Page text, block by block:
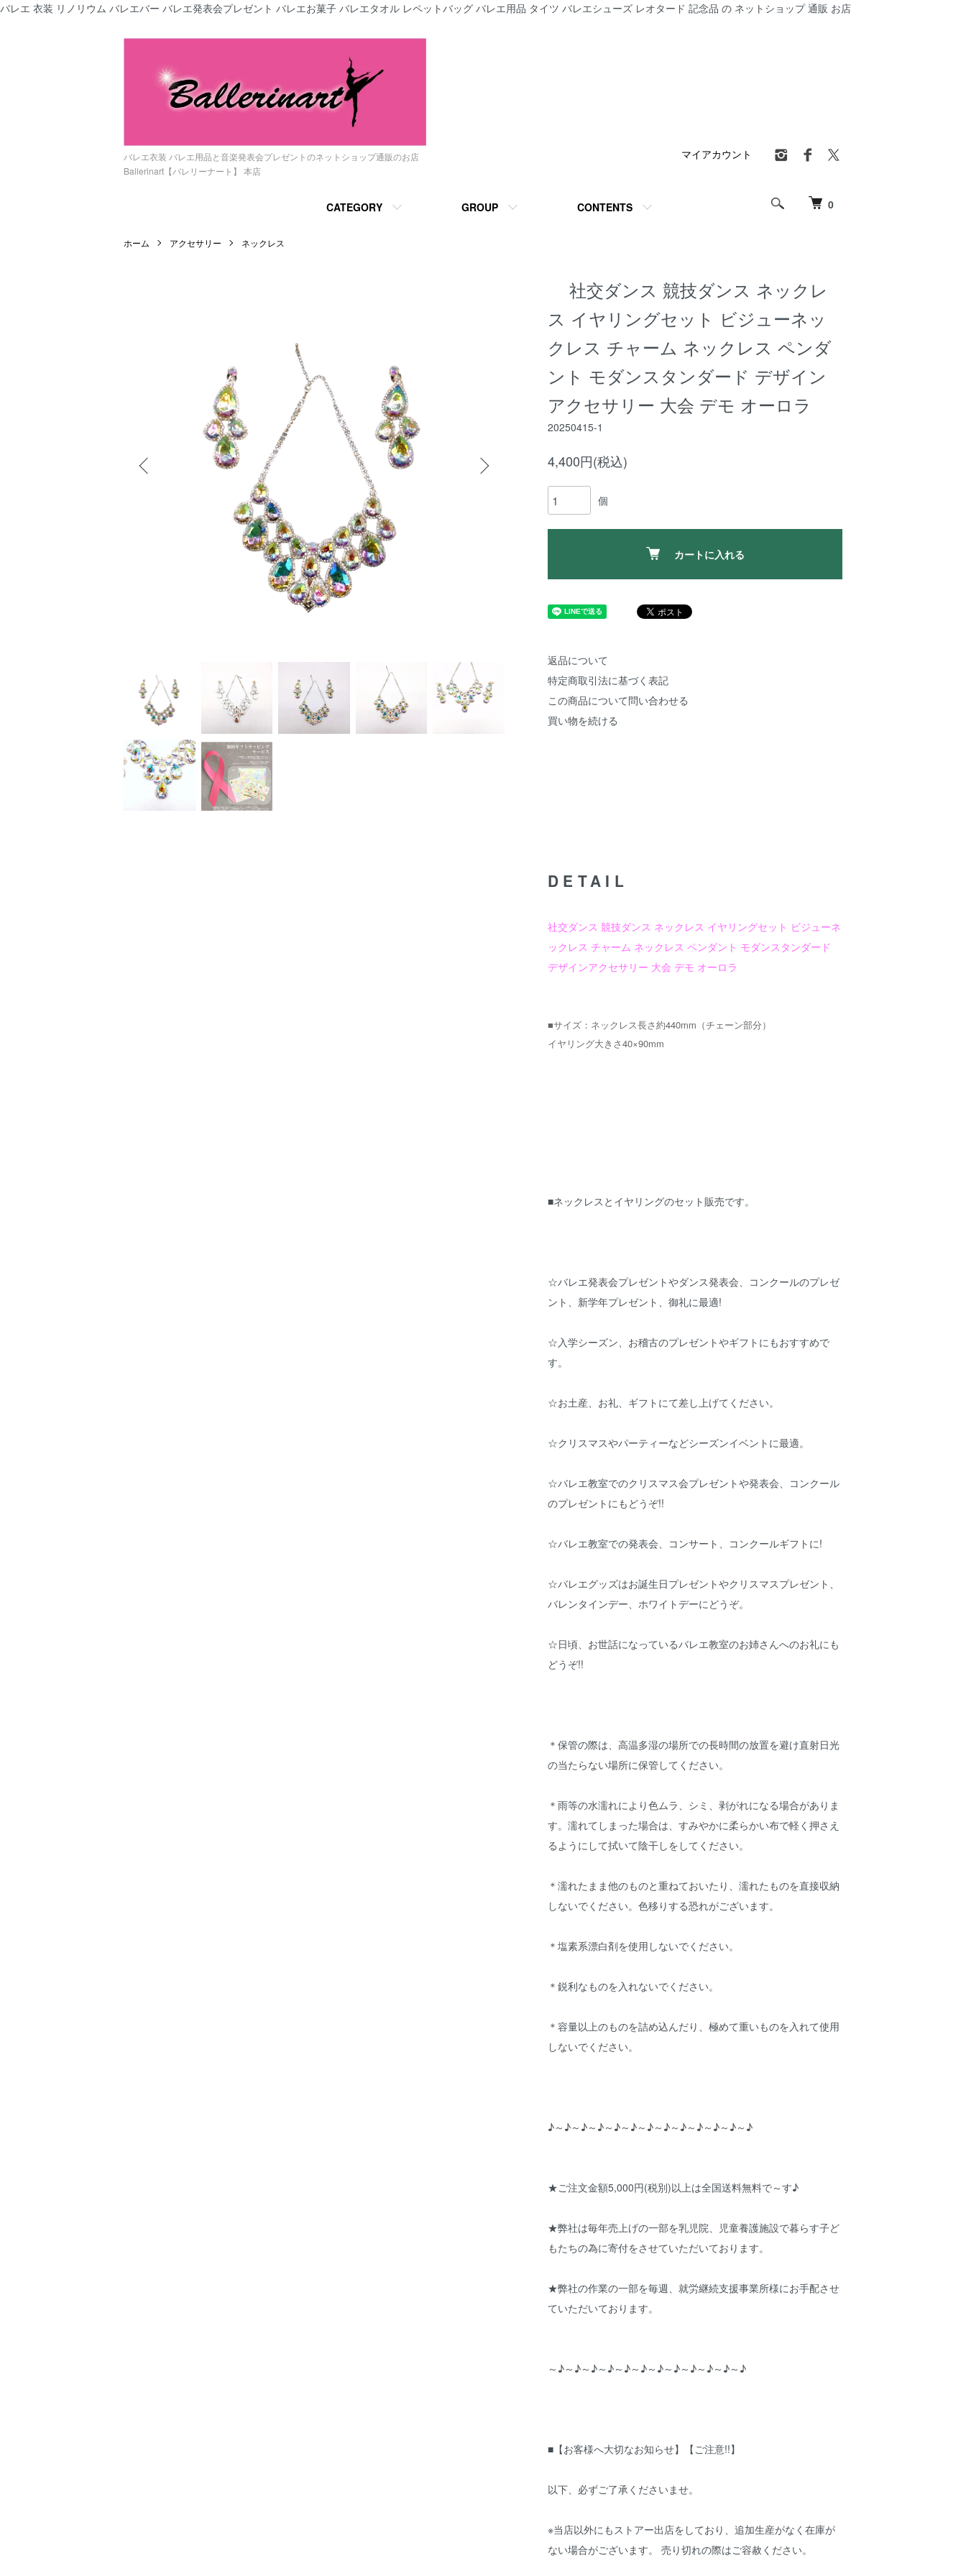
バレエ 衣装 リノリウム バレエバー バレエ発表会プレゼント バレエお菓子 バレエタオル レペットバッグ バレエ用品 タイツ バレエシューズ レオタード 記念品 の ネットショップ 通販 お店
バレエ衣装 バレエ用品と音楽発表会プレゼントのネットショップ通販のお店
Ballerinart【バレリーナート】 本店
0
CATEGORY GROUP CONTENTS
マイアカウント
ホーム アクセサリー ネックレス
社交ダンス 競技ダンス ネックレ
ス イヤリングセット ビジューネッ
クレス チャーム ネックレス ペンダ
ント モダンスタンダード デザイン
アクセサリー 大会 デモ オーロラ
20250415-1
4,400円(税込)
個
カートに入れる
返品について
特定商取引法に基づく表記
この商品について問い合わせる
買い物を続ける
DETAIL
社交ダンス 競技ダンス ネックレス イヤリングセット ビジューネ
ックレス チャーム ネックレス ペンダント モダンスタンダード
デザインアクセサリー 大会 デモ オーロラ
■サイズ：ネックレス長さ約440mm（チェーン部分）
イヤリング大きさ40×90mm
■ネックレスとイヤリングのセット販売です。
☆バレエ発表会プレゼントやダンス発表会、コンクールのプレゼ
ント、新学年プレゼント、御礼に最適!
☆入学シーズン、お稽古のプレゼントやギフトにもおすすめで
す。
☆お土産、お礼、ギフトにて差し上げてください。
☆クリスマスやパーティーなどシーズンイベントに最適。
☆バレエ教室でのクリスマス会プレゼントや発表会、コンクール
のプレゼントにもどうぞ!!
☆バレエ教室での発表会、コンサート、コンクールギフトに!
☆バレエグッズはお誕生日プレゼントやクリスマスプレゼント、
バレンタインデー、ホワイトデーにどうぞ。
☆日頃、お世話になっているバレエ教室のお姉さんへのお礼にも
どうぞ!!
＊保管の際は、高温多湿の場所での長時間の放置を避け直射日光
の当たらない場所に保管してください。
＊雨等の水濡れにより色ムラ、シミ、剥がれになる場合がありま
す。濡れてしまった場合は、すみやかに柔らかい布で軽く押さえ
るようにして拭いて陰干しをしてください。
＊濡れたまま他のものと重ねておいたり、濡れたものを直接収納
しないでください。色移りする恐れがございます。
＊塩素系漂白剤を使用しないでください。
＊鋭利なものを入れないでください。
＊容量以上のものを詰め込んだり、極めて重いものを入れて使用
しないでください。
♪～♪～♪～♪～♪～♪～♪～♪～♪～♪～♪～♪～♪
★ご注文金額5,000円(税別)以上は全国送料無料で～す♪
★弊社は毎年売上げの一部を乳児院、児童養護施設で暮らす子ど
もたちの為に寄付をさせていただいております。
★弊社の作業の一部を毎週、就労継続支援事業所様にお手配させ
ていただいております。
～♪～♪～♪～♪～♪～♪～♪～♪～♪～♪～♪～♪
■【お客様へ大切なお知らせ】【ご注意!!】
以下、必ずご了承くださいませ。
※当店以外にもストアー出店をしており、追加生産がなく在庫が
ない場合がございます。 売り切れの際はご容赦ください。